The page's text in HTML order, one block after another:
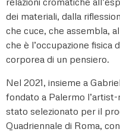
dei materiali, dalla
che cuce, che assembla,
che è l’occupazione fisica
corporea di un pensiero.
Nel 2021, insieme a
fondato a Palermo
stato selezionato per il
Quadriennale di Roma,